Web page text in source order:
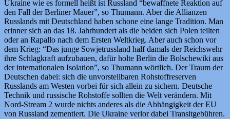
Ukraine wie es formell heißt ist Russland “bewaffnete Reaktion auf
den Fall der Berliner Mauer”, so Thumann. Aber die Allianzen
Russlands mit Deutschland haben schone eine lange Tradition. Man
erinner sich an das 18. Jahrhundert als die beiden sich Polen teilten
oder an Rapallo nach dem Ersten Weltkrieg. Aber auch schon vor
dem Krieg: “Das junge Sowjetrussland half damals der Reichswehr
ihre Schlagkraft aufzubauen, dafür holte Berlin die Bolschewiki aus
der internationalen Isolation”, so Thumann wörtlich. Der Traum der
Deutschen dabei: sich die unvorstellbaren Rohstoffreserven
Russlands am Westen vorbei für sich allein zu sichern. Deutsche
Technik und russische Rohstoffe sollten die Welt verändern. Mit
Nord-Stream 2 wurde nichts anderes als die Abhängigkeit der EU
von Russland zementiert. Die Ukraine verlor dabei Transitgebühren.